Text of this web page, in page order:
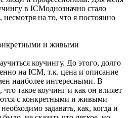
в ICMоднозначно стало
на то, что я постоянно
и живыми
коучингу. До этого, долго
на ICM, т.к. цена и описание
наиболее интересными. В
такое коучинг и как он влияет
с конкретными и живыми
задавать, как, когда и